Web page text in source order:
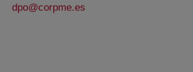
dpo@corpme.es